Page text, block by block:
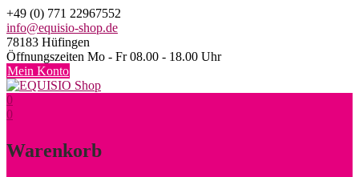
Skip
to
content
+49 (0) 771 22967552
info@equisio-shop.de
78183 Hüfingen
Öffnungszeiten Mo - Fr 08.00 - 18.00 Uhr
Mein Konto
0
0
Warenkorb